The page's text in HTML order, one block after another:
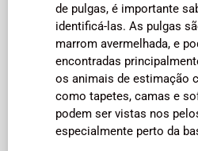
de pulgas, é importante
identificá-las. As pulgas
marrom avermelhada, e
encontradas
os animais de estimação
como tapetes, camas e
podem ser vistas nos
especialmente perto da